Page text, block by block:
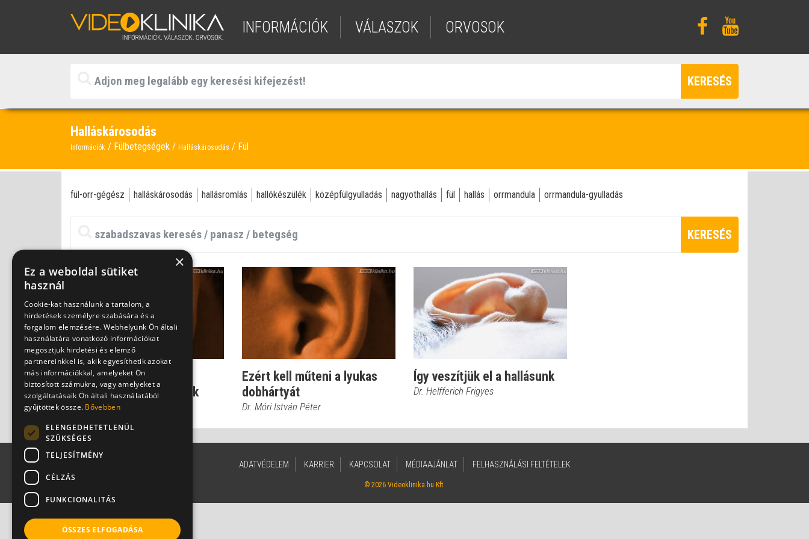
INFORMÁCIÓK VÁLASZOK ORVOSOK
KERESÉS
Halláskárosodás
Információk Fülbetegségek Halláskárosodás Fül
fül-orr-gégész halláskárosodás hallásromlás hallókészülék középfülgyulladás nagyothallás fül hallás orrmandula orrmandula-gyulladás
KERESÉS
Műfül - így működik a
beültetett hallókészülék
Dr. Helfferich Frigyes
Ezért kell műteni a lyukas
dobhártyát
Dr. Móri István Péter
Így veszítjük el a hallásunk
Dr. Helfferich Frigyes
ADATVÉDELEM KARRIER KAPCSOLAT MÉDIAAJÁNLAT FELHASZNÁLÁSI FELTÉTELEK
© 2026 Videoklinika.hu Kft.
×
Ez a weboldal sütiket
használ
Cookie-kat használunk a tartalom, a
hirdetések személyre szabására és a
forgalom elemzésére. Webhelyünk Ön általi
használatára vonatkozó információkat
megosztjuk hirdetési és elemző
partnereinkkel is, akik egyesíthetik azokat
más információkkal, amelyeket Ön
biztosított számukra, vagy amelyeket a
szolgáltatásaik Ön általi használatából
gyűjtöttek össze. Bővebben
ELENGEDHETETLENÜL
SZÜKSÉGES
TELJESÍTMÉNY
CÉLZÁS
FUNKCIONALITÁS
ÖSSZES ELFOGADÁSA